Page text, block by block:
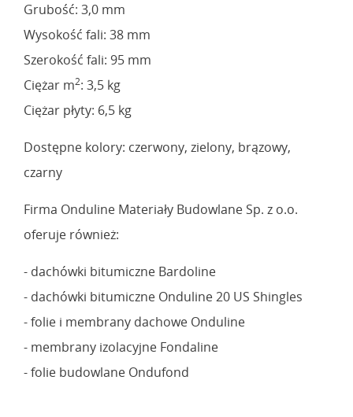
Grubość: 3,0 mm
Wysokość fali: 38 mm
Szerokość fali: 95 mm
Ciężar m2: 3,5 kg
Ciężar płyty: 6,5 kg
Dostępne kolory: czerwony, zielony, brązowy,
czarny
Firma Onduline Materiały Budowlane Sp. z o.o.
oferuje również:
- dachówki bitumiczne Bardoline
- dachówki bitumiczne Onduline 20 US Shingles
- folie i membrany dachowe Onduline
- membrany izolacyjne Fondaline
- folie budowlane Ondufond